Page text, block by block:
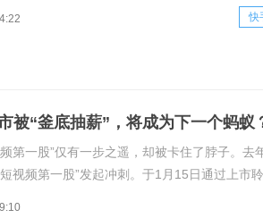
手全球发售3.65亿股股份，预计募集资金净
1204倍认购，国际发售获约39倍认购。据了
快
被“釜底抽薪”，将成为下一个蚂蚁
第一股”仅有一步之遥，却被卡住了脖子。去
短视频第一股”发起冲刺。于1月15日通过上市
股115港元的最高发售价计算，快手募资额将